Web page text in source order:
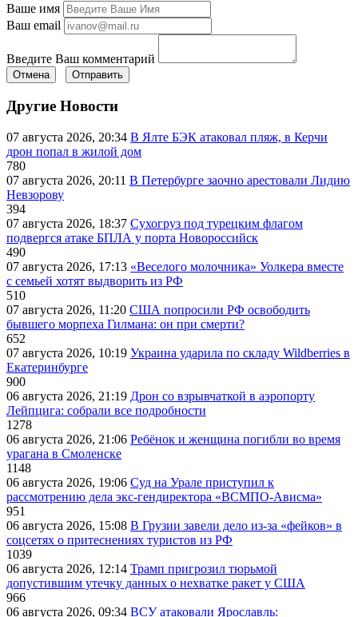
Ваше имя
Ваш email
Введите Ваш комментарий
Отмена Отправить
Другие Новости
07 августа 2026, 20:34 В Ялте БЭК атаковал пляж, в Керчи
дрон попал в жилой дом
780
07 августа 2026, 20:11 В Петербурге заочно арестовали Лидию
Невзорову
394
07 августа 2026, 18:37 Сухогруз под турецким флагом
подвергся атаке БПЛА у порта Новороссийск
490
07 августа 2026, 17:13 «Веселого молочника» Уолкера вместе
с семьей хотят выдворить из РФ
510
07 августа 2026, 11:20 США попросили РФ освободить
бывшего морпеха Гилмана: он при смерти?
652
07 августа 2026, 10:19 Украина ударила по складу Wildberries в
Екатеринбурге
900
06 августа 2026, 21:19 Дрон со взрывчаткой в аэропорту
Лейпцига: собрали все подробности
1278
06 августа 2026, 21:06 Ребёнок и женщина погибли во время
урагана в Смоленске
1148
06 августа 2026, 19:06 Суд на Урале приступил к
рассмотрению дела экс-гендиректора «ВСМПО-Ависма»
951
06 августа 2026, 15:08 В Грузии завели дело из-за «фейков» в
соцсетях о притеснениях туристов из РФ
1039
06 августа 2026, 12:14 Трамп пригрозил тюрьмой
допустившим утечку данных о нехватке ракет у США
966
06 августа 2026, 09:34 ВСУ атаковали Ярославль: